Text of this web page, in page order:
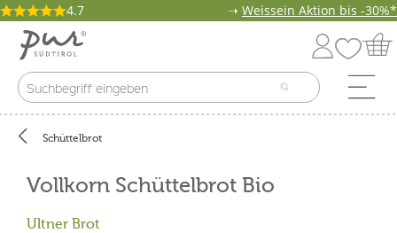
4.7 ➝ Weissein Aktion bis -30%*
Schüttelbrot
Vollkorn Schüttelbrot Bio
Ultner Brot